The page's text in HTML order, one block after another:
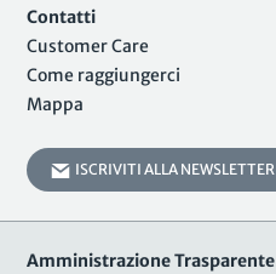
Contatti
Customer Care
Come raggiungerci
Mappa
ISCRIVITI ALLA NEWSLETTER
Amministrazione Trasparente